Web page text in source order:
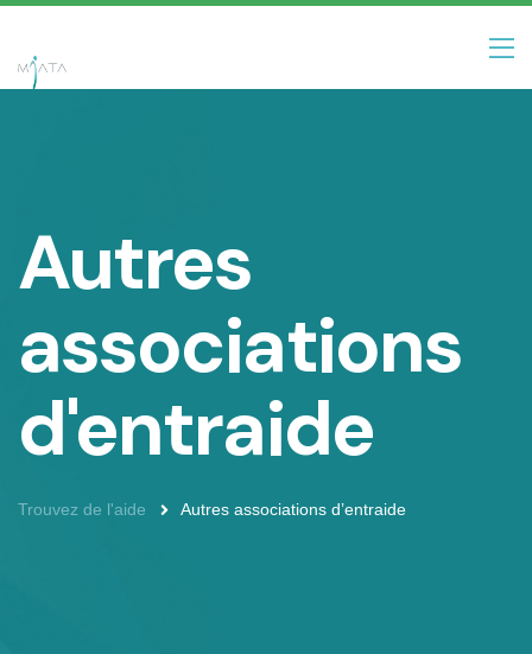
Autres
associations
d'entraide
Trouvez de l'aide Autres associations d’entraide